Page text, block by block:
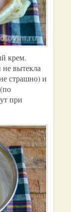
крем.
вытекла
страшно) и
при